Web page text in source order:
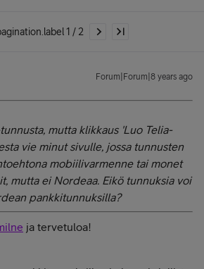
1 / 2
Forum|Forum|8 years ago
mutta klikkaus 'Luo Telia-
vie minut sivulle, jossa tunnusten
mobiilivarmenne tai monet
mutta ei Nordeaa. Eikö tunnuksia voi
pankkitunnuksilla?
ja tervetuloa!